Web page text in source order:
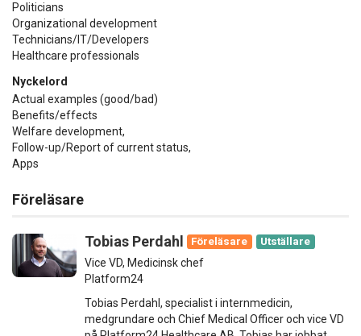
Politicians
Organizational development
Technicians/IT/Developers
Healthcare professionals
Nyckelord
Actual examples (good/bad)
Benefits/effects
Welfare development,
Follow-up/Report of current status,
Apps
Föreläsare
Tobias Perdahl Föreläsare
Utställare
Vice VD, Medicinsk chef
Platform24
Tobias Perdahl, specialist i internmedicin,
medgrundare och Chief Medical Officer och vice VD